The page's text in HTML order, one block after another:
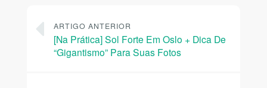
ARTIGO ANTERIOR
[Na Prática] Sol Forte Em Oslo + Dica De
“Gigantismo” Para Suas Fotos